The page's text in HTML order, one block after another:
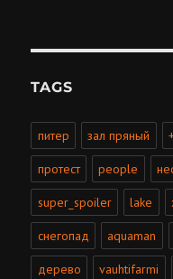
TAGS
питер зал пряный
протест people
super_spoiler lake
снегопад aquaman
дерево vauhtifarmi